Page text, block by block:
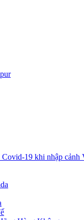
19 khi nhập cảnh